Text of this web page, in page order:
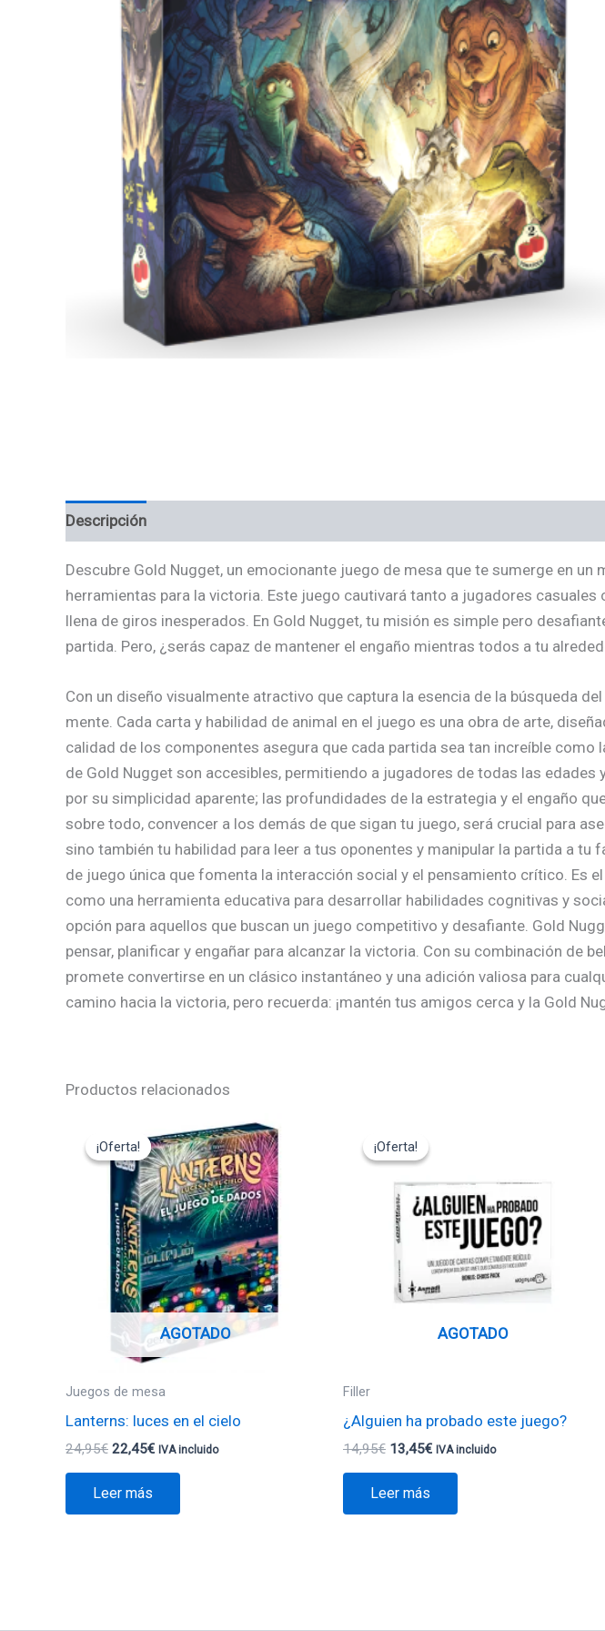
Descripción
Descubre Gold Nugget, un emocionante juego de mesa que te sumerge en
herramientas para la victoria. Este juego cautivará tanto a jugadores
llena de giros inesperados. En Gold Nugget, tu misión es simple pero
partida. Pero, ¿serás capaz de mantener el engaño mientras todos a tu
Con un diseño visualmente atractivo que captura la esencia de la búsqueda
mente. Cada carta y habilidad de animal en el juego es una obra de arte,
calidad de los componentes asegura que cada partida sea tan increíble
de Gold Nugget son accesibles, permitiendo a jugadores de todas las
por su simplicidad aparente; las profundidades de la estrategia y el engaño
sobre todo, convencer a los demás de que sigan tu juego, será crucial para
sino también tu habilidad para leer a tus oponentes y manipular la partida a
de juego única que fomenta la interacción social y el pensamiento crítico. Es
como una herramienta educativa para desarrollar habilidades cognitivas y
opción para aquellos que buscan un juego competitivo y desafiante. Gold
pensar, planificar y engañar para alcanzar la victoria. Con su combinación de
promete convertirse en un clásico instantáneo y una adición valiosa para
camino hacia la victoria, pero recuerda: ¡mantén tus amigos cerca y la Gold
Productos relacionados
¡Oferta!
AGOTADO
¡Oferta!
Juegos de mesa
Lanterns: luces en el cielo
24,95€
precio
original
era:
24,95€.
22,45€
precio
actual
es:
22,45€.
IVA incluido
Leer más
¡Oferta!
AGOTADO
¡Oferta!
Filler
¿Alguien ha probado este juego?
14,95€
precio
original
14,95€.
13,45€
13,45€.
IVA incluido
Leer más